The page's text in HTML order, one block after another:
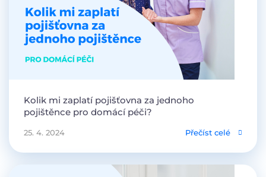
Kolik mi zaplatí pojišťovna za jednoho
pojištěnce pro domácí péči?
25. 4. 2024 Přečíst celé